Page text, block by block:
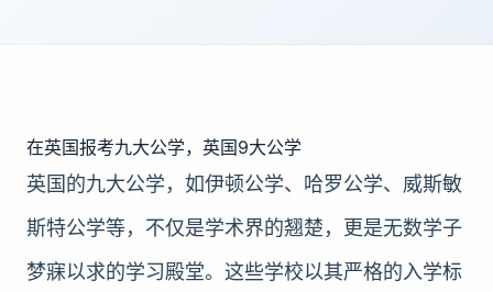
在英国报考九大公学，英国9大公学
英国的九大公学，如伊顿公学、哈罗公学、威斯敏
斯特公学等，不仅是学术界的翘楚，更是无数学子
梦寐以求的学习殿堂。这些学校以其严格的入学标